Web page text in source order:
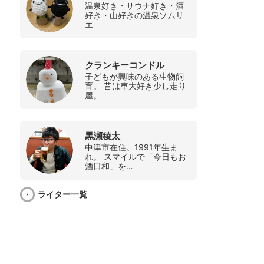
温泉好き・サウナ好き・酒
好き・山好きの温泉ソムリ
エ
クランキーコンドル
子どもが興味のある生物飼
育。 昔は車大好き少し走り
屋。
黒瀬稜太
中津市在住。1991年生ま
れ。 スマイルで「今日もお
酒日和」を…
ライター一覧